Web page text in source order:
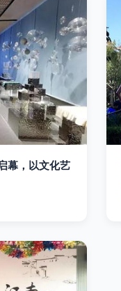
幕，以文化艺